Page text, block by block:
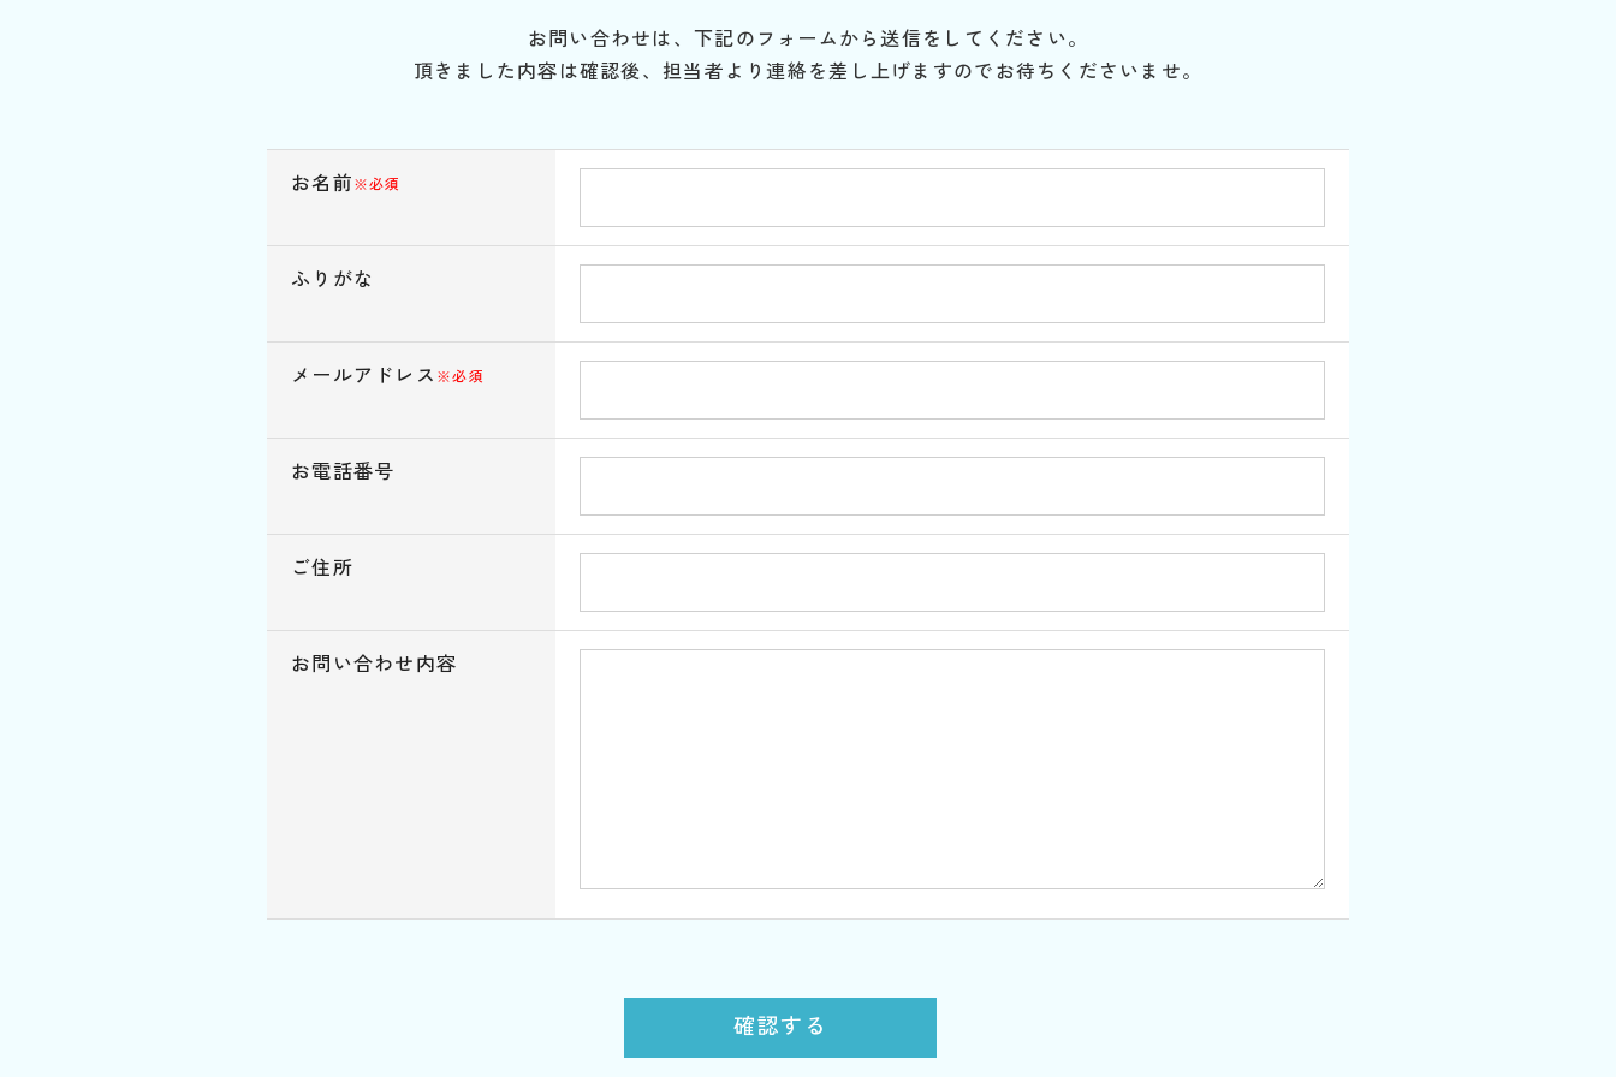
お問い合わせは、下記のフォームから送信をしてください。
頂きました内容は確認後、担当者より連絡を差し上げますのでお待ちくださいませ。
お名前※必須
ふりがな
メールアドレス ※必須
お電話番号
ご住所
お問い合わせ内容